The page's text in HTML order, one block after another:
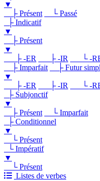
▼
├ Présent
└ Passé
├ Indicatif
▼
├ Présent
▼
├ -ER
├ -IR
└ -
├ Imparfait
├ Futur
▼
├ -ER
├ -IR
└ -
├ Subjonctif
▼
├ Présent
└ Imparfait
├ Conditionnel
▼
└ Présent
└ Impératif
▼
└ Présent
Listes de verbes